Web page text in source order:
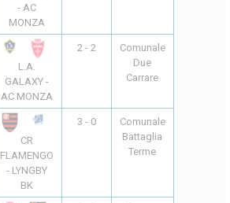
- AC
MONZA
L.A.
GALAXY -
AC MONZA
2 - 2
Comunale
Due
Carrare
CR
FLAMENGO
- LYNGBY
BK
3 - 0
Comunale
Battaglia
Terme